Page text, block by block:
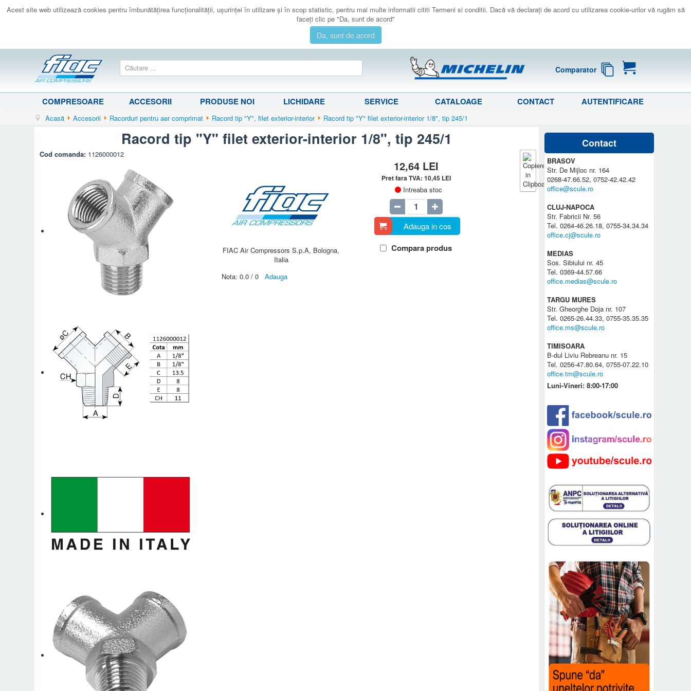
Acest site web utilizează cookies pentru îmbunătăţirea funcţionalităţii, uşurinţei în utilizare şi în scop statistic, pentru mai multe informatii cititi Termeni si conditii. Dacă vă declaraţi de acord cu utilizarea cookie-urilor vă rugăm să
faceţi clic pe "Da, sunt de acord"
Da, sunt de acord
Comparator
COMPRESOARE ACCESORII PRODUSE NOI LICHIDARE SERVICE CATALOAGE CONTACT AUTENTIFICARE
Acasă Accesorii Racorduri pentru aer comprimat Racord tip "Y", filet exterior-interior Racord tip "Y" filet exterior-interior 1/8", tip 245/1
Racord tip "Y" filet exterior-interior 1/8", tip 245/1
Cod comanda: 1126000012
FIAC Air Compressors S.p.A, Bologna,
Italia
Nota: 0.0 / 0 Adauga
12,64 LEI
Pret fara TVA: 10,45 LEI
Intreaba stoc
Adauga in cos
Compara produs
Contact
BRASOV
Str. De Mijloc nr. 164
0268-47.66.52, 0752-42.42.42
office@scule.ro
CLUJ-NAPOCA
Str. Fabricii Nr. 56
Tel. 0264-46.26.18, 0755-34.34.34
office.cj@scule.ro
MEDIAS
Sos. Sibiului nr. 45
Tel. 0369-44.57.66
office.medias@scule.ro
TARGU MURES
Str. Gheorghe Doja nr. 107
Tel. 0265-26.44.33, 0755-35.35.35
office.ms@scule.ro
TIMISOARA
B-dul Liviu Rebreanu nr. 15
Tel. 0256-47.80.64, 0755-07.22.10
office.tm@scule.ro
Luni-Vineri: 8:00-17:00